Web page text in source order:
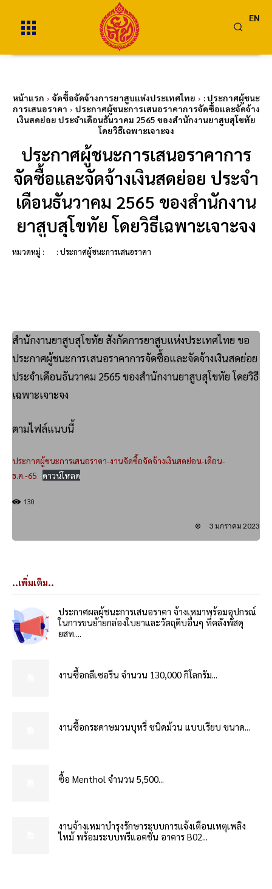
EN
หน้าแรก จัดซื้อจัดจ้างการยาสูบแห่งประเทศไทย
: ประกาศผู้ชนะ
การเสนอราคา
ประกาศผู้ชนะการเสนอราคาการจัดซื้อและจัดจ้าง
เงินสดย่อย ประจำเดือนธันวาคม 2565 ของสำนักงานยาสูบสุโขทัย
โดยวิธีเฉพาะเจาะจง
ประกาศผู้ชนะการเสนอราคาการ
จัดซื้อและจัดจ้างเงินสดย่อย ประจำ
เดือนธันวาคม 2565 ของสำนักงาน
ยาสูบสุโขทัย โดยวิธีเฉพาะเจาะจง
หมวดหมู่ : : ประกาศผู้ชนะการเสนอราคา
สำนักงานยาสูบสุโขทัย สังกัดการยาสูบแห่งประเทศไทย ขอ
ประกาศผู้ชนะการเสนอราคาการจัดซื้อและจัดจ้างเงินสดย่อย
ประจำเดือนธันวาคม 2565 ของสำนักงานยาสูบสุโขทัย โดยวิธี
เฉพาะเจาะจง
ตามไฟล์แนบนี้
ประกาศผู้ชนะการเสนอราคา-งานจัดซื้อจัดจ้างเงินสดย่อน-เดือน-
ธ.ค.-65
ดาวน์โหลด
130
3 มกราคม 2023
..เพิ่มเติม..
ประกาศผลผู้ชนะการเสนอราคา จ้างเหมาพร้อมอุปกรณ์
ในการขนย้ายกล่องใบยาและวัตถุดิบอื่นๆ ที่คลังพัสดุ
ยสท....
งานซื้อกลีเซอรีน จำนวน 130,000 กิโลกรัม...
งานซื้อกระดาษมวนบุหรี่ ชนิดม้วน แบบเรียบ ขนาด...
ซื้อ Menthol จำนวน 5,500...
งานจ้างเหมาบำรุงรักษาระบบการแจ้งเตือนเหตุเพลิง
ไหม้ พร้อมระบบพรีแอคชั่น อาคาร B02...